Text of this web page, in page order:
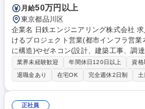
月給50万円以上
東京都品川区
企業名 日鉄エンジニアリング株式会社 求人名 ◆東京_建築鉄骨分野にお
けるプロジェクト営業(都市インフラ営業本部) 仕事の内容 設計
に構造)やゼネコン(設計、建築工事、調
いただきます。受注フェーズから関わり
ョンをとりながら、都市の骨組みを形にしていきます
収集、当社算入のためのシナリオ作り、
約） ■実行業務：現場打合せ、代金回収
商材・ソリューション：https://
業界未経験歓迎 年間休日120日以上 資格
退職金あり
在宅OK 完全週休2日制
正社員